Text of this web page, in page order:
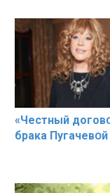
«Чeстный
брaка